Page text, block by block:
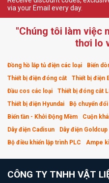
via your Email every day.
"Chúng tôi làm việc
thơi lo
Đồng hồ lắp tủ điện các loại
Biến
Thiết bị điện đóng cắt
Thiết bị điện
Đầu cos các loại
Thiết bị đóng cắt
Thiết bị điện Hyundai
Bộ chuyển
Biến tần - Khởi Động Mềm
Cuộn
Dây điện Cadisun
Dây điện Goldcup
Bộ điều khiển lập trình PLC
Ampe
CÔNG TY TNHH VẬT